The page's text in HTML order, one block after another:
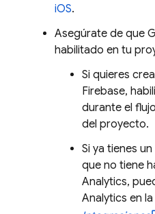
iOS.
Asegúrate de que
habilitado en tu
Si quieres
Firebase,
durante el
del proyecto.
Si ya tienes
que no tiene
Analytics,
Analytics en